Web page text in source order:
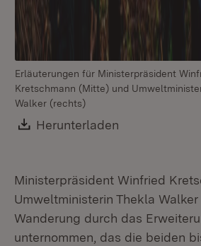
Erläuterungen für Ministerpräsident
Kretschmann (Mitte) und
Walker (rechts)
Download:
Herunterladen
Ministerpräsident Winfried
Umweltministerin Thekla
Wanderung durch das
unternommen, das die beiden